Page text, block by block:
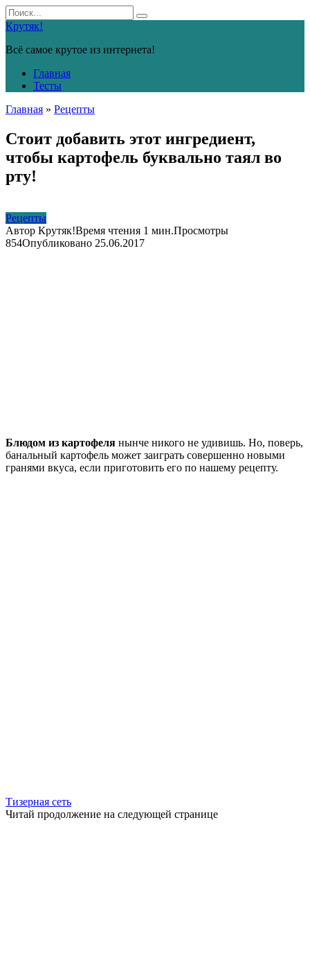
Перейти
к
контенту
Search
for:
Крутяк!
Всё самое крутое из интернета!
Главная
Тесты
Главная » Рецепты
Стоит добавить этот ингредиент,
чтобы картофель буквально таял во
рту!
Рецепты
Автор Крутяк!Время чтения 1 мин.Просмотры
854Опубликовано 25.06.2017
Блюдом из картофеля нынче никого не удивишь. Но, поверь,
банальный картофель может заиграть совершенно новыми
гранями вкуса, если приготовить его по нашему рецепту.
Тизерная сеть
Читай продолжение на следующей странице